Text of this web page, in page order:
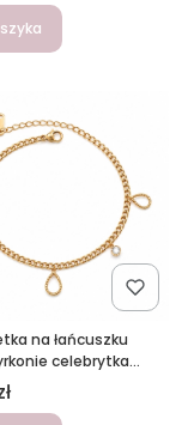
na łańcuszku
celebrytka